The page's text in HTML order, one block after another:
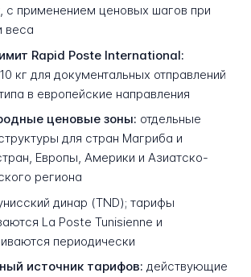
с применением ценовых шагов при
веса
Rapid Poste International:
кг для документальных отправлений
в европейские направления
ценовые зоны: отдельные
для стран Магриба и
Европы, Америки и Азиатско-
региона
динар (TND); тарифы
La Poste Tunisienne и
периодически
источник тарифов: действующие